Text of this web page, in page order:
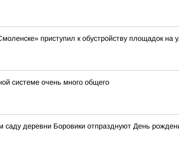
приступил к обустройству площадок на
системе очень много общего
саду деревни Боровики отпразднуют День